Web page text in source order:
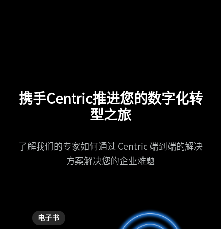
携手Centric推进您的数字化转
型之旅
了解我们的专家如何通过 Centric 端到端的解决
方案解决您的企业难题
电子书